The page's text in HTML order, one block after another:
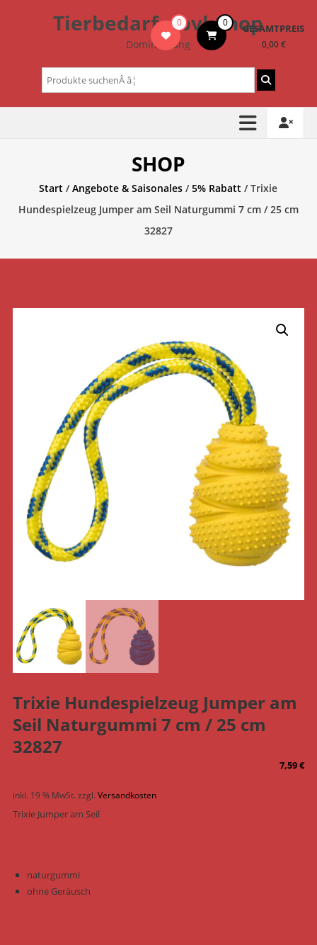
Tierbedarf – bvl-Shop
Dominik Lang
0 0 GESAMTPREIS
0,00 €
Suchen
nach:
SHOP
Start /Angebote & Saisonales /5% Rabatt / Trixie
Hundespielzeug Jumper am Seil Naturgummi 7 cm / 25 cm
32827
Trixie Hundespielzeug Jumper am
Seil Naturgummi 7 cm / 25 cm
32827
7,59€
inkl. 19 % MwSt.zzgl.Versandkosten
Trixie Jumper am Seil
naturgummi
ohne Geräusch